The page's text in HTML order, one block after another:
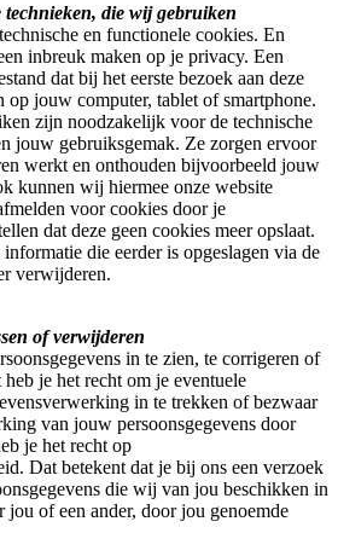
die wij gebruiken
en functionele cookies. En
inbreuk maken op je privacy. Een
dat bij het eerste bezoek aan deze
op jouw computer, tablet of smartphone.
zijn noodzakelijk voor de technische
jouw gebruiksgemak. Ze zorgen ervoor
werkt en onthouden bijvoorbeeld jouw
kunnen wij hiermee onze website
voor cookies door je
dat deze geen cookies meer opslaat.
die eerder is opgeslagen via de
verwijderen.
of verwijderen
in te zien, te corrigeren of
je het recht om je eventuele
in te trekken of bezwaar
van jouw persoonsgegevens door
je het recht op
Dat betekent dat je bij ons een verzoek
die wij van jou beschikken in
jou of een ander, door jou genoemde